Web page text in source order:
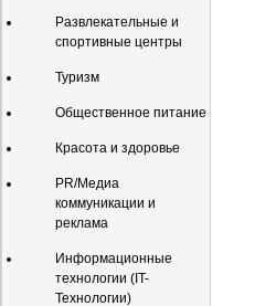
Развлекательные и
спортивные центры
Туризм
Общественное питание
Красота и здоровье
PR/Медиа
коммуникации и
реклама
Информационные
технологии (IT-
Технологии)